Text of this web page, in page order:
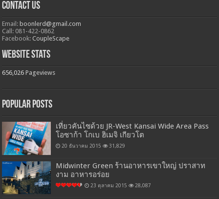
Contact Us
Email: boonlerd@gmail.com
Call: 081-422-0862
Facebook:CoupleScape
Website Stats
656,026 Pageviews
Popular Posts
เที่ยวคันไซด้วย JR-West Kansai Wide Area Pass
โอซาก้า โกเบ ฮิเมจิ เกียวโต
20 ธันวาคม 2015 31,829
Midwinter Green ร้านอาหารเขาใหญ่ ปราสาท
งาม อาหารอร่อย
23 ตุลาคม 2015 28,087